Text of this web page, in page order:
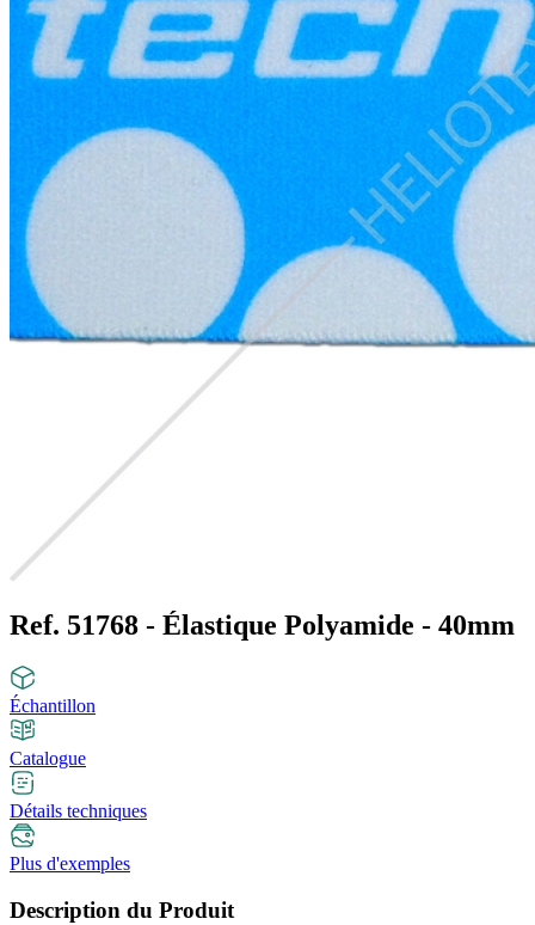
Ref. 51768 - Élastique Polyamide - 40mm
Échantillon
Catalogue
Détails techniques
Plus d'exemples
Description du Produit